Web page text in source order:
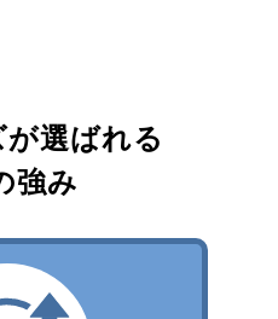
選ばれる
強み